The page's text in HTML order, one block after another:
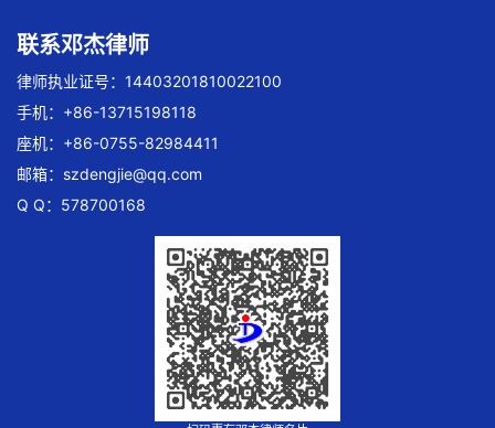
联系邓杰律师
律师执业证号：14403201810022100
手机：+86-13715198118
座机：+86-0755-82984411
邮箱： szdengjie@qq.com
Q Q：578700168